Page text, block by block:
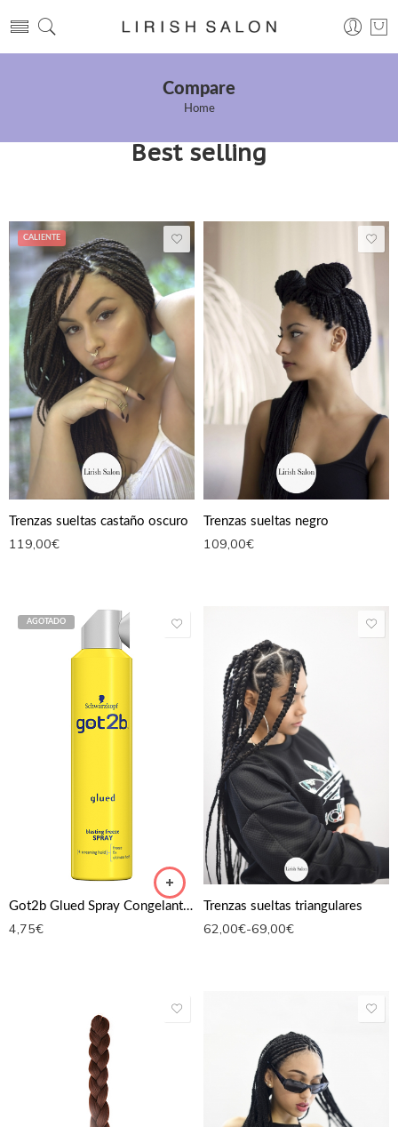
Compare
Home
Best selling
CALIENTE
Trenzas sueltas castaño oscuro
119,00€
Trenzas sueltas negro
109,00€
AGOTADO
Got2b Glued Spray Congelante de 300 ml
4,75€
Trenzas sueltas triangulares
62,00€-69,00€